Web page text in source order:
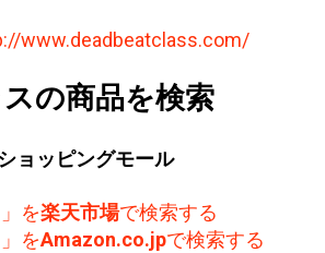
www.deadbeatclass.com/
の商品を検索
ョッピングモール
を楽天市場で検索する
をAmazon.co.jpで検索する